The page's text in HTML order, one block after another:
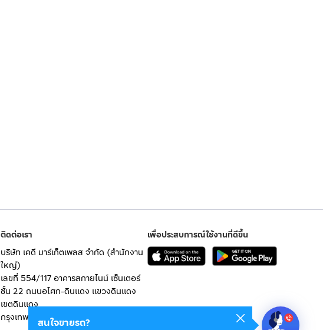
ติดต่อเรา
บริษัท เคดี มาร์เก็ตเพลส จำกัด (สำนักงาน
ใหญ่)
เลขที่ 554/117 อาคารสกายไนน์ เซ็นเตอร์
ชั้น 22 ถนนอโศก-ดินแดง แขวงดินแดง
เขตดินแดง
กรุงเทพมหานคร 10400
เพื่อประสบการณ์ใช้งานที่ดีขึ้น
สนใจขายรถ?